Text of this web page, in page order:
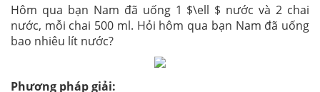
Hôm qua bạn Nam đã uống 1 $\ell $ nước và 2 chai
nước, mỗi chai 500 ml. Hỏi hôm qua bạn Nam đã uống
bao nhiêu lít nước?
Phương pháp giải: